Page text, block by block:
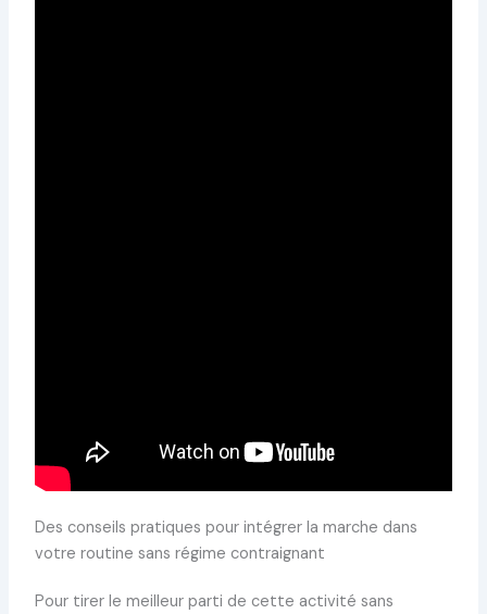
Des conseils pratiques pour intégrer la marche dans
votre routine sans régime contraignant
Pour tirer le meilleur parti de cette activité sans